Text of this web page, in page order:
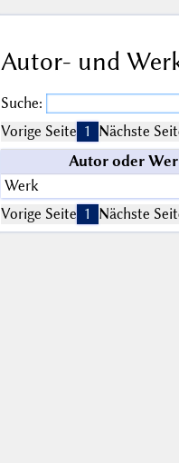
Autor- und
Suche:
Vorige Seite 1 Nächste
Autor oder
Werk
Vorige Seite 1 Nächste